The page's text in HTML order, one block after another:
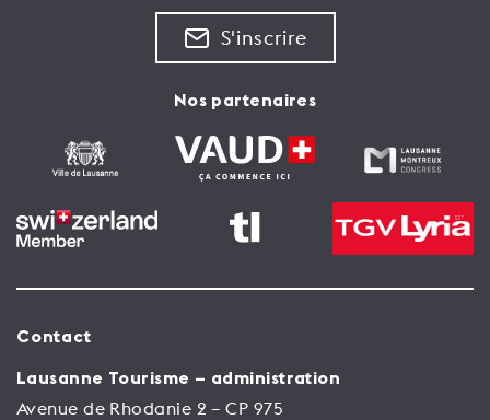
S'inscrire
Nos partenaires
Contact
Lausanne Tourisme – administration
Avenue de Rhodanie 2 – CP 975